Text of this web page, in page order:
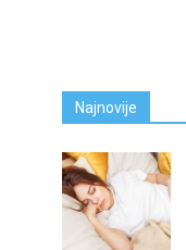
Najnovije